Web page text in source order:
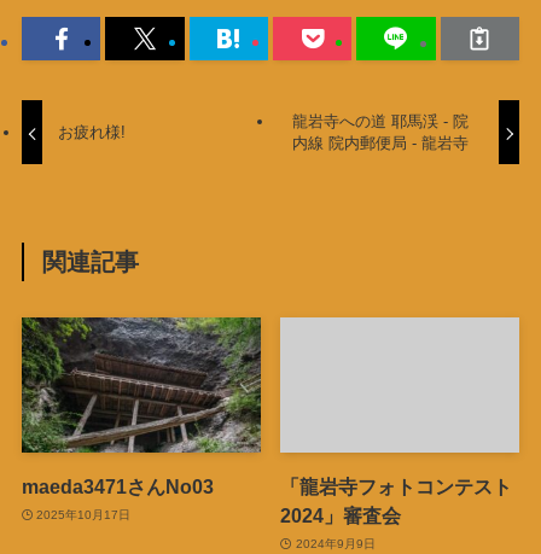
お疲れ様!
龍岩寺への道 耶馬渓 - 院
内線 院内郵便局 - 龍岩寺
関連記事
maeda3471さんNo03
2025年10月17日
「龍岩寺フォトコンテスト
2024」審査会
2024年9月9日